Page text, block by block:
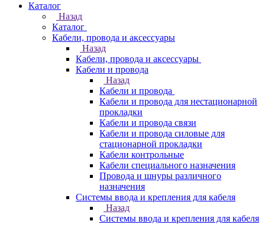
Каталог
Назад
Каталог
Кабели, провода и аксессуары
Назад
Кабели, провода и аксессуары
Кабели и провода
Назад
Кабели и провода
Кабели и провода для нестационарной
прокладки
Кабели и провода связи
Кабели и провода силовые для
стационарной прокладки
Кабели контрольные
Кабели специального назначения
Провода и шнуры различного
назначения
Системы ввода и крепления для кабеля
Назад
Системы ввода и крепления для кабеля